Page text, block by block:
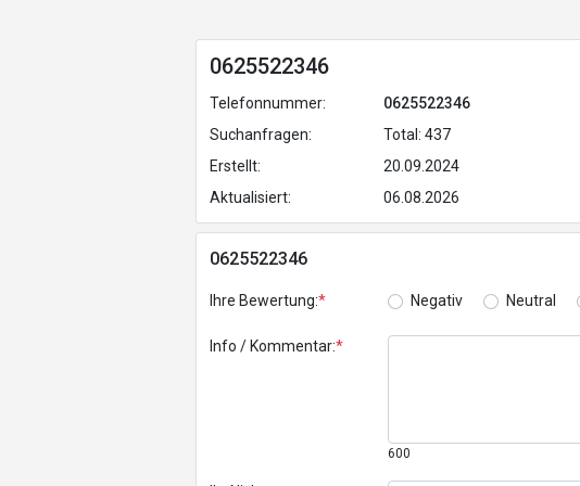
0625522346
Telefonnummer:
0625522346
Suchanfragen:
Total: 437
Erstellt:
20.09.2024
Aktualisiert:
06.08.2026
0625522346
Ihre Bewertung:* Negativ Neutral
Info / Kommentar:*
600